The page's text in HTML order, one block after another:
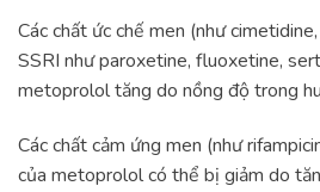
Các chất ức chế men (như
SSRI như paroxetine, fluoxetine,
metoprolol tăng do nồng độ trong
Các chất cảm ứng men (như
của metoprolol có thể bị giảm do